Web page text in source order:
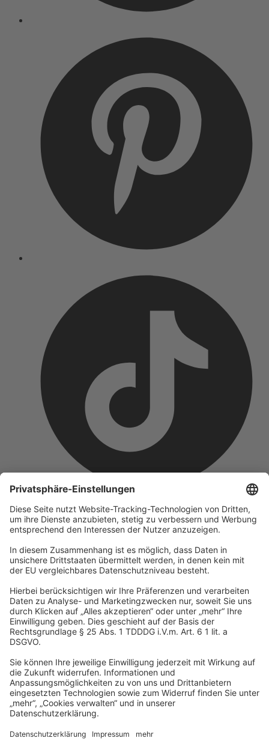
Unternehmen
Wir sind Teil der REWE Group und ihrer Touristiksparte
DERTOUR Group. Damit gehören wir zu einer der größten
touristischen Unternehmensgruppen in Europa.
© 2026A-ROSA Hotels
Presse
Datenschutz